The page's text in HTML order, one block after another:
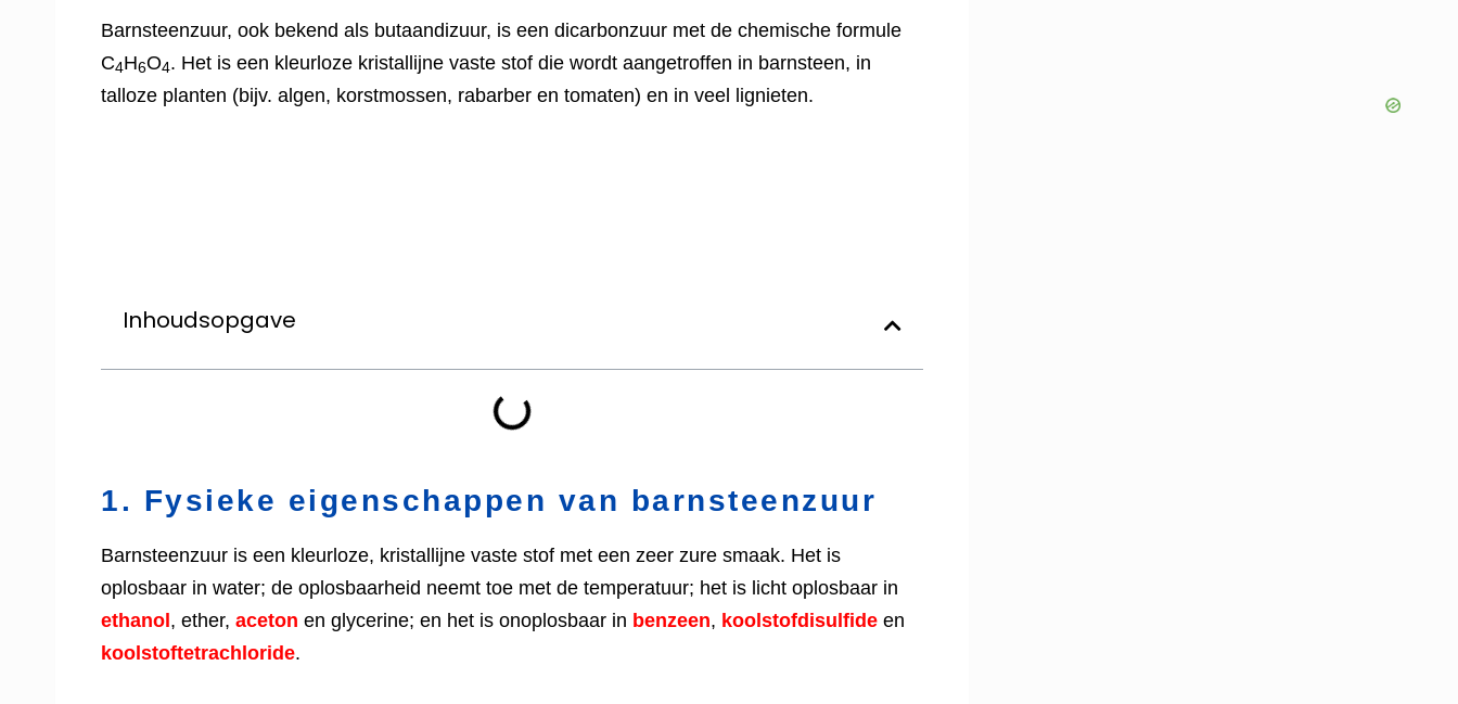
Barnsteenzuur, ook bekend als butaandizuur, is een dicarbonzuur met de chemische formule
C4H6O4. Het is een kleurloze kristallijne vaste stof die wordt aangetroffen in barnsteen, in
talloze planten (bijv. algen, korstmossen, rabarber en tomaten) en in veel lignieten.
Inhoudsopgave
1. Fysieke eigenschappen van barnsteenzuur
Barnsteenzuur is een kleurloze, kristallijne vaste stof met een zeer zure smaak. Het is
oplosbaar in water; de oplosbaarheid neemt toe met de temperatuur; het is licht oplosbaar in
ethanol, ether, aceton en glycerine; en het is onoplosbaar in benzeen, koolstofdisulfide en
koolstoftetrachloride.